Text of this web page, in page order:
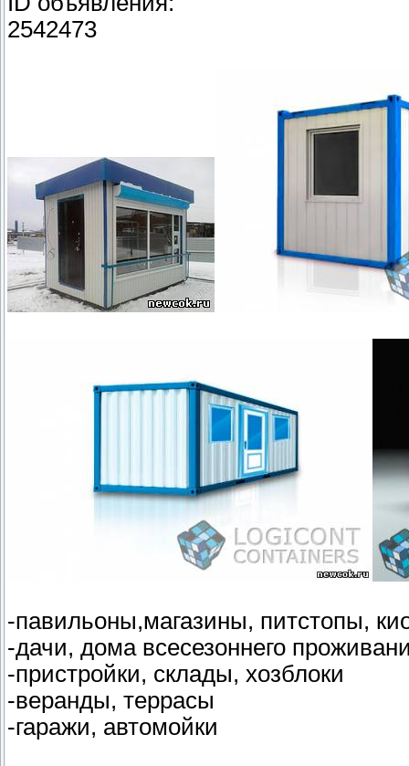
2542473
-павильоны,магазины, питстопы,
-дачи, дома всесезоннего
-пристройки, склады, хозблоки
-веранды, террасы
-гаражи, автомойки